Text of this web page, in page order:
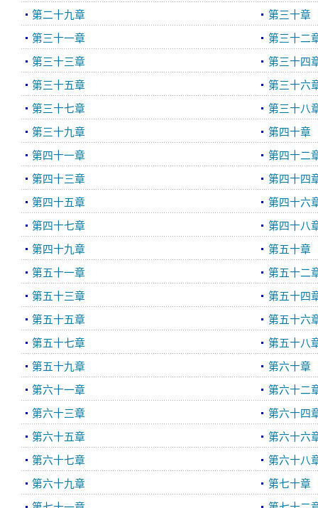
第二十九章 第三十章
第三十一章 第三十二
第三十三章 第三十四
第三十五章 第三十六
第三十七章 第三十八
第三十九章 第四十章
第四十一章 第四十二
第四十三章 第四十四
第四十五章 第四十六
第四十七章 第四十八
第四十九章 第五十章
第五十一章 第五十二
第五十三章 第五十四
第五十五章 第五十六
第五十七章 第五十八
第五十九章 第六十章
第六十一章 第六十二
第六十三章 第六十四
第六十五章 第六十六
第六十七章 第六十八
第六十九章 第七十章